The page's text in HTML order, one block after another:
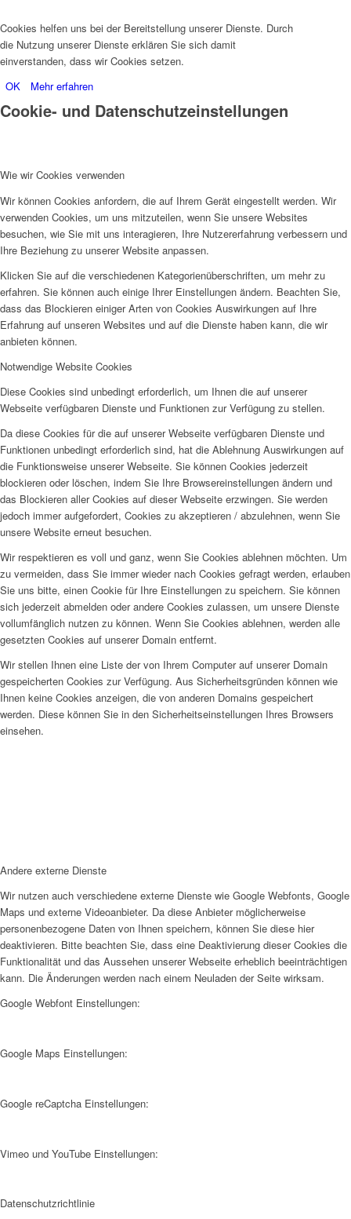
Cookies helfen uns bei der Bereitstellung unserer Dienste. Durch
die Nutzung unserer Dienste erklären Sie sich damit
einverstanden, dass wir Cookies setzen.
OK
Mehr erfahren
Cookie- und Datenschutzeinstellungen
Wie wir Cookies verwenden
Wir können Cookies anfordern, die auf Ihrem Gerät eingestellt werden. Wir
verwenden Cookies, um uns mitzuteilen, wenn Sie unsere Websites
besuchen, wie Sie mit uns interagieren, Ihre Nutzererfahrung verbessern und
Ihre Beziehung zu unserer Website anpassen.
Klicken Sie auf die verschiedenen Kategorienüberschriften, um mehr zu
erfahren. Sie können auch einige Ihrer Einstellungen ändern. Beachten Sie,
dass das Blockieren einiger Arten von Cookies Auswirkungen auf Ihre
Erfahrung auf unseren Websites und auf die Dienste haben kann, die wir
anbieten können.
Notwendige Website Cookies
Diese Cookies sind unbedingt erforderlich, um Ihnen die auf unserer
Webseite verfügbaren Dienste und Funktionen zur Verfügung zu stellen.
Da diese Cookies für die auf unserer Webseite verfügbaren Dienste und
Funktionen unbedingt erforderlich sind, hat die Ablehnung Auswirkungen auf
die Funktionsweise unserer Webseite. Sie können Cookies jederzeit
blockieren oder löschen, indem Sie Ihre Browsereinstellungen ändern und
das Blockieren aller Cookies auf dieser Webseite erzwingen. Sie werden
jedoch immer aufgefordert, Cookies zu akzeptieren / abzulehnen, wenn Sie
unsere Website erneut besuchen.
Wir respektieren es voll und ganz, wenn Sie Cookies ablehnen möchten. Um
zu vermeiden, dass Sie immer wieder nach Cookies gefragt werden, erlauben
Sie uns bitte, einen Cookie für Ihre Einstellungen zu speichern. Sie können
sich jederzeit abmelden oder andere Cookies zulassen, um unsere Dienste
vollumfänglich nutzen zu können. Wenn Sie Cookies ablehnen, werden alle
gesetzten Cookies auf unserer Domain entfernt.
Wir stellen Ihnen eine Liste der von Ihrem Computer auf unserer Domain
gespeicherten Cookies zur Verfügung. Aus Sicherheitsgründen können wie
Ihnen keine Cookies anzeigen, die von anderen Domains gespeichert
werden. Diese können Sie in den Sicherheitseinstellungen Ihres Browsers
einsehen.
Andere externe Dienste
Wir nutzen auch verschiedene externe Dienste wie Google Webfonts, Google
Maps und externe Videoanbieter. Da diese Anbieter möglicherweise
personenbezogene Daten von Ihnen speichern, können Sie diese hier
deaktivieren. Bitte beachten Sie, dass eine Deaktivierung dieser Cookies die
Funktionalität und das Aussehen unserer Webseite erheblich beeinträchtigen
kann. Die Änderungen werden nach einem Neuladen der Seite wirksam.
Google Webfont Einstellungen:
Google Maps Einstellungen:
Google reCaptcha Einstellungen:
Vimeo und YouTube Einstellungen:
Datenschutzrichtlinie